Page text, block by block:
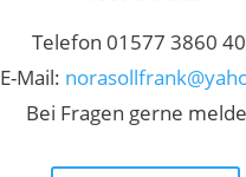
Telefon 01577 3860
E-Mail:
Bei Fragen gerne